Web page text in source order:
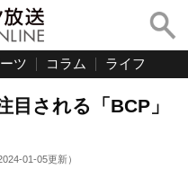
ツ コラム ライフ
目される「BCP」
01-05更新）